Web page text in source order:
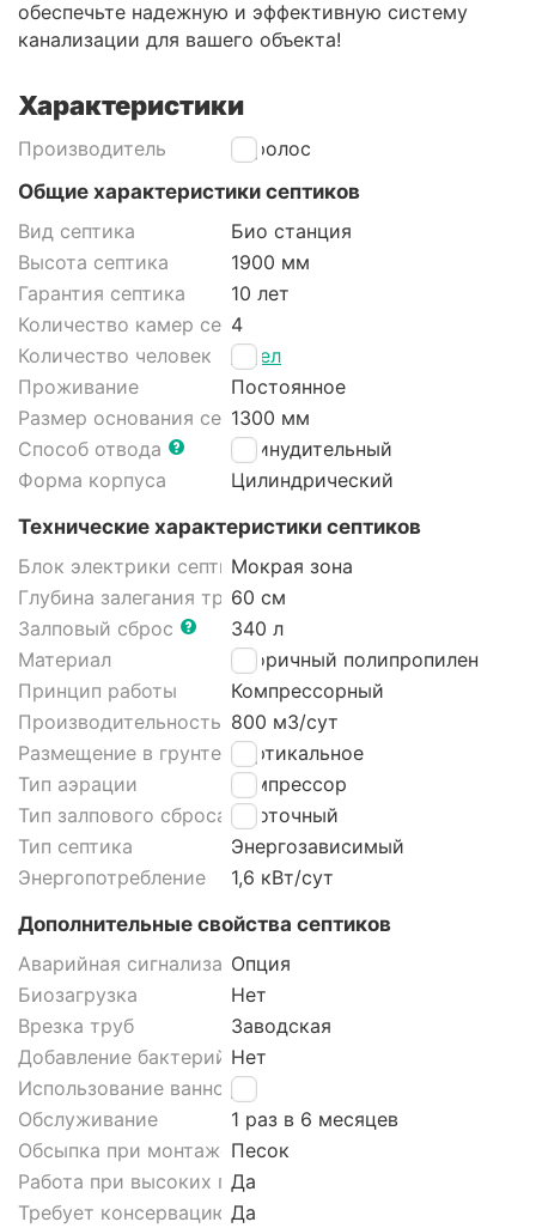
обеспечьте надежную и эффективную систему
канализации для вашего объекта!
Характеристики
Производитель
Евролос
Общие характеристики септиков
Вид септика
Био станция
Высота септика
1900 мм
Гарантия септика
10 лет
Количество камер септика
4
Количество человек
4 чел
Проживание
Постоянное
Размер основания септика
1300 мм
Способ отвода
Принудительный
Форма корпуса
Цилиндрический
Технические характеристики септиков
Блок электрики септикаМокрая зона
Глубина залегания трубы60 см
Залповый сброс
340 л
Материал
Вторичный полипропилен
Принцип работы
Компрессорный
Производительность 800 м3/cут
Размещение в грунте септика
Вертикальное
Тип аэрации
Компрессор
Тип залпового сброса септика
Проточный
Тип септика
Энергозависимый
Энергопотребление
1,6 кВт/сут
Дополнительные свойства септиков
Аварийная сигнализация септика
Опция
Биозагрузка
Нет
Врезка труб
Заводская
Добавление бактерий Нет
Использование ваннойДа
Обслуживание
1 раз в 6 месяцев
Обсыпка при монтаже септика
Песок
Работа при высоких грунтовых водах септика
Да
Требует консервацию Да